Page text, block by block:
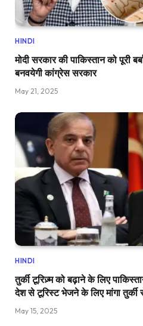
HINDI
मोदी सरकार की पाकिस्तान को पूरी
बनवयेगी कांग्रेस सरकार
May 21, 2025
HINDI
तुर्की टूरिज़्म को बढ़ाने के लिए
देश से टूरिस्ट भेजने के लिए मांगा तुर्की
May 15, 2025